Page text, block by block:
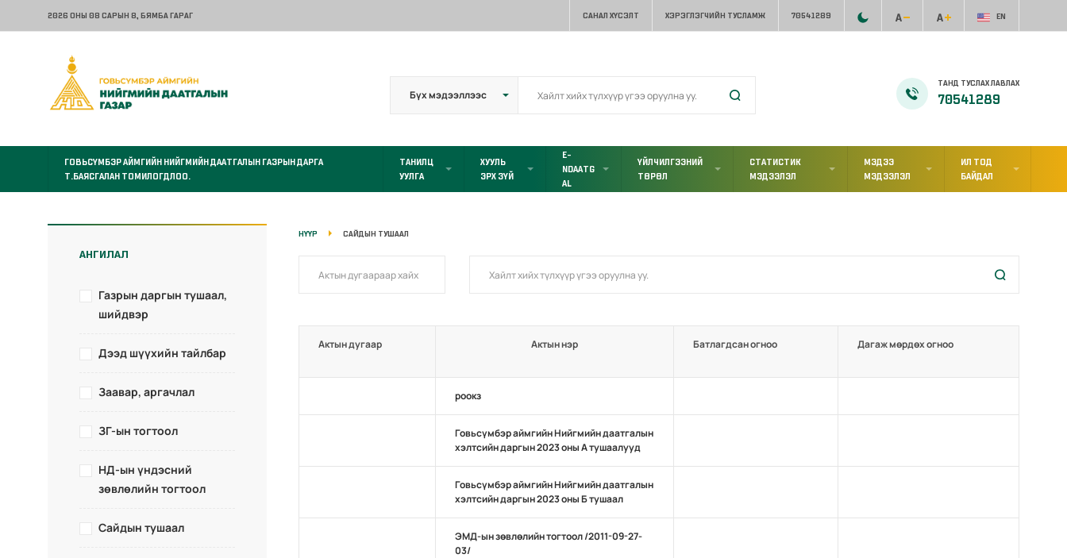
2026 ОНЫ 08 САРЫН 8, БЯМБА ГАРАГ САНАЛ ХҮСЭЛТ ХЭРЭГЛЭГЧИЙН ТУСЛАМЖ 70541289 EN
ТАНД ТУСЛАХ ЛАВЛАХ
70541289
ГОВЬСҮМБЭР АЙМГИЙН НИЙГМИЙН ДААТГАЛЫН ГАЗРЫН ДАРГА
Т.БАЯСГАЛАН ТОМИЛОГДЛОО.
ТАНИЛЦ
УУЛГА
ХУУЛЬ
ЭРХ ЗҮЙ
E-
NDAATG
AL
ҮЙЛЧИЛГЭЭНИЙ
ТӨРӨЛ
СТАТИСТИК
МЭДЭЭЛЭЛ
МЭДЭЭ
МЭДЭЭЛЭЛ
ИЛ ТОД
БАЙДАЛ
АНГИЛАЛ
Газрын даргын тушаал,
шийдвэр
Дээд шүүхийн тайлбар
Заавар, аргачлал
ЗГ-ын тогтоол
НД-ын үндэсний
зөвлөлийн тогтоол
Сайдын тушаал
НҮҮР САЙДЫН ТУШААЛ
Актын дугаар Актын нэр Батлагдсан огноо Дагаж мөрдөх огноо
роокз
Говьсүмбэр аймгийн Нийгмийн даатгалын
хэлтсийн даргын 2023 оны А тушаалууд
Говьсүмбэр аймгийн Нийгмийн даатгалын
хэлтсийн даргын 2023 оны Б тушаал
ЭМД-ын зөвлөлийн тогтоол /2011-09-27-
03/